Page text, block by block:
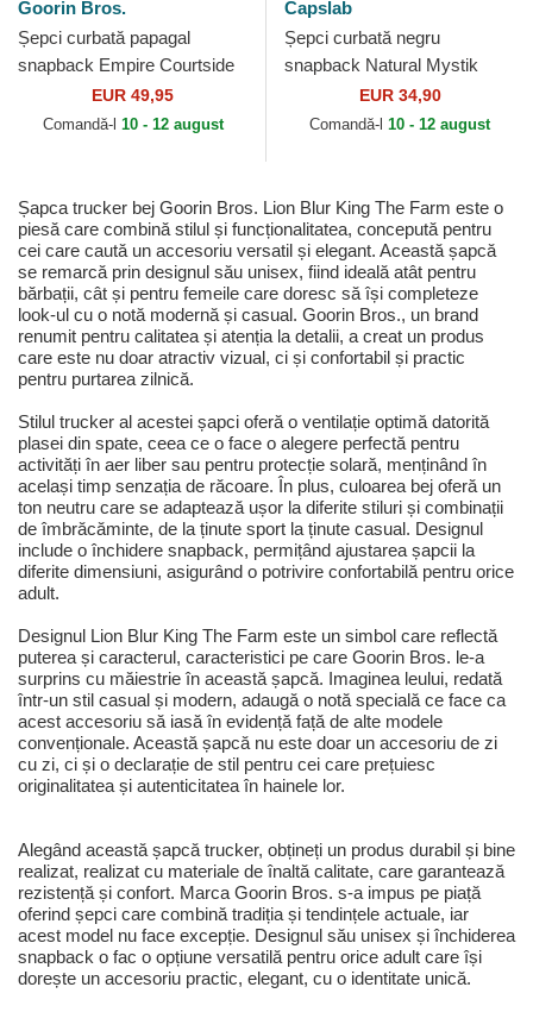
Goorin Bros.
Șepci curbată papagal
snapback Empire Courtside
The Farm Goorin Bros.
EUR 49,95
Comandă-l 10 - 12 august
Capslab
Șepci curbată negru
snapback Natural Mystik
MYS Leu Fiare mitice de
Capslab
EUR 34,90
Comandă-l 10 - 12 august
Șapca trucker bej Goorin Bros. Lion Blur King The Farm este o
piesă care combină stilul și funcționalitatea, concepută pentru
cei care caută un accesoriu versatil și elegant. Această șapcă
se remarcă prin designul său unisex, fiind ideală atât pentru
bărbații, cât și pentru femeile care doresc să își completeze
look-ul cu o notă modernă și casual. Goorin Bros., un brand
renumit pentru calitatea și atenția la detalii, a creat un produs
care este nu doar atractiv vizual, ci și confortabil și practic
pentru purtarea zilnică.
Stilul trucker al acestei șapci oferă o ventilație optimă datorită
plasei din spate, ceea ce o face o alegere perfectă pentru
activități în aer liber sau pentru protecție solară, menținând în
același timp senzația de răcoare. În plus, culoarea bej oferă un
ton neutru care se adaptează ușor la diferite stiluri și combinații
de îmbrăcăminte, de la ținute sport la ținute casual. Designul
include o închidere snapback, permițând ajustarea șapcii la
diferite dimensiuni, asigurând o potrivire confortabilă pentru orice
adult.
Designul Lion Blur King The Farm este un simbol care reflectă
puterea și caracterul, caracteristici pe care Goorin Bros. le-a
surprins cu măiestrie în această șapcă. Imaginea leului, redată
într-un stil casual și modern, adaugă o notă specială ce face ca
acest accesoriu să iasă în evidență față de alte modele
convenționale. Această șapcă nu este doar un accesoriu de zi
cu zi, ci și o declarație de stil pentru cei care prețuiesc
originalitatea și autenticitatea în hainele lor.
Alegând această șapcă trucker, obțineți un produs durabil și bine
realizat, realizat cu materiale de înaltă calitate, care garantează
rezistență și confort. Marca Goorin Bros. s-a impus pe piață
oferind șepci care combină tradiția și tendințele actuale, iar
acest model nu face excepție. Designul său unisex și închiderea
snapback o fac o opțiune versatilă pentru orice adult care își
dorește un accesoriu practic, elegant, cu o identitate unică.